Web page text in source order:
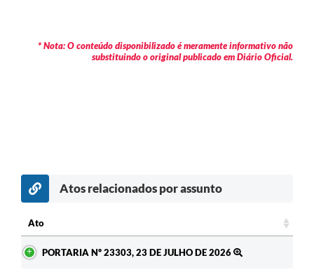
* Nota: O conteúdo disponibilizado é meramente informativo não
substituindo o original publicado em Diário Oficial.
Atos relacionados por assunto
Ato
PORTARIA Nº 23303, 23 DE JULHO DE 2026